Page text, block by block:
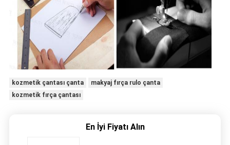
kozmetik çantası çanta
makyaj fırça rulo çanta
kozmetik fırça çantası
En İyi Fiyatı Alın